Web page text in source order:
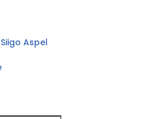
Aspel